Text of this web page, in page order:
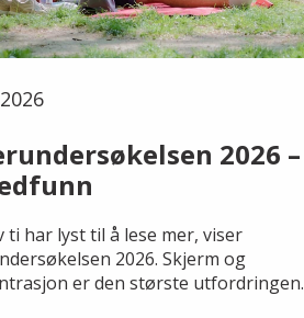
2026 –
ti har lyst til å lese mer, viser
2026. Skjerm og
er den største utfordringen.